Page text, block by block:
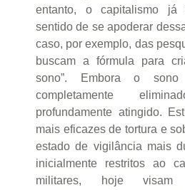
entanto, o capitalismo já
sentido de se apoderar
caso, por exemplo, das
buscam a fórmula para
sono”. Embora o
completamente
profundamente atingido.
mais eficazes de tortura e
estado de vigilância mais
inicialmente restritos ao
militares, hoje visam